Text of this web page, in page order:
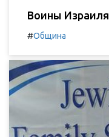
Воины
#Община